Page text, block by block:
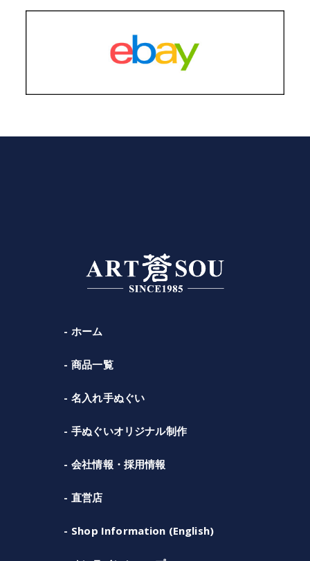
ホーム
商品一覧
名入れ手ぬぐい
手ぬぐいオリジナル制作
会社情報・採用情報
直営店
Shop Information (English)